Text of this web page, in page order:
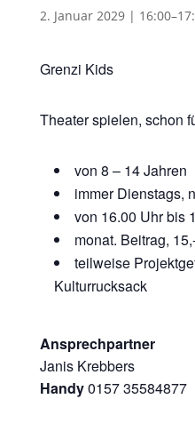
2. Januar 2029 | 16:00–
Grenzi Kids
Theater spielen, schon
von 8 – 14 Jahren
immer Dienstags,
von 16.00 Uhr bis
monat. Beitrag,
teilweise
Kulturrucksack
Ansprechpartner
Janis Krebbers
Handy0157 35584877